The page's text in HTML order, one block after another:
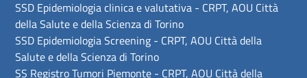
SSD Epidemiologia clinica e valutativa - CRPT, AOU Città
della Salute e della Scienza di Torino
SSD Epidemiologia Screening - CRPT, AOU Città della
Salute e della Scienza di Torino
SS Registro Tumori Piemonte - CRPT, AOU Città della